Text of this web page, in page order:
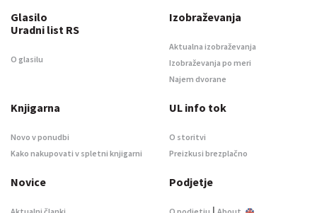
Glasilo
Uradni list RS
O glasilu
Izobraževanja
Aktualna izobraževanja
Izobraževanja po meri
Najem dvorane
Knjigarna
Novo v ponudbi
Kako nakupovati v spletni knjigarni
UL info tok
O storitvi
Preizkusi brezplačno
Novice Podjetje